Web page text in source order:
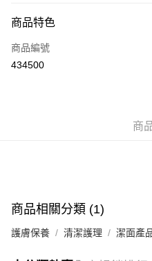
信用卡
Apple Pay
付款後門市自取，訂單確認後2-
商品特色
商品編號
434500
商
商品相關分類 (1)
護膚保養 清潔護理 潔面產